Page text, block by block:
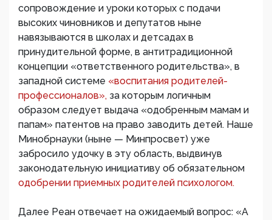
сопровождение и уроки которых с подачи
высоких чиновников и депутатов ныне
навязываются в школах и детсадах в
принудительной форме, в антитрадиционной
концепции «ответственного родительства», в
западной системе «воспитания родителей-
профессионалов», за которым логичным
образом следует выдача «одобренным мамам и
папам» патентов на право заводить детей. Наше
Минобрнауки (ныне — Минпросвет) уже
забросило удочку в эту область, выдвинув
законодательную инициативу об обязательном
одобрении приемных родителей психологом.
Далее Реан отвечает на ожидаемый вопрос: «А